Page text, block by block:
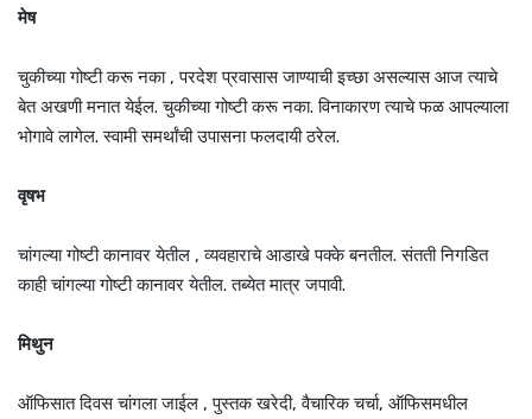
मेष
चुकीच्या गोष्टी करू नका , परदेश प्रवासास जाण्याची इच्छा असल्यास आज त्याचे
बेत अखणी मनात येईल. चुकीच्या गोष्टी करू नका. विनाकारण त्याचे फळ आपल्याला
भोगावे लागेल. स्वामी समर्थांची उपासना फलदायी ठरेल.
वृषभ
चांगल्या गोष्टी कानावर येतील , व्यवहाराचे आडाखे पक्के बनतील. संतती निगडित
काही चांगल्या गोष्टी कानावर येतील. तब्येत मात्र जपावी.
मिथुन
ऑफिसात दिवस चांगला जाईल , पुस्तक खरेदी, वैचारिक चर्चा, ऑफिसमधील